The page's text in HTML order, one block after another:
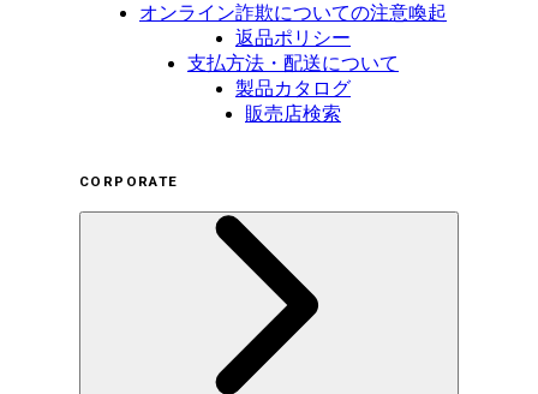
オンライン詐欺についての注意喚起
返品ポリシー
支払方法・配送について
製品カタログ
販売店検索
CORPORATE